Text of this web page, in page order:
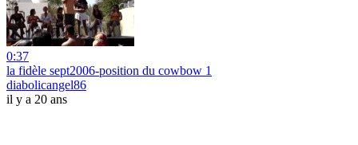
0:37
la fidèle sept2006-position du cowbow 1
diabolicangel86
il y a 20 ans